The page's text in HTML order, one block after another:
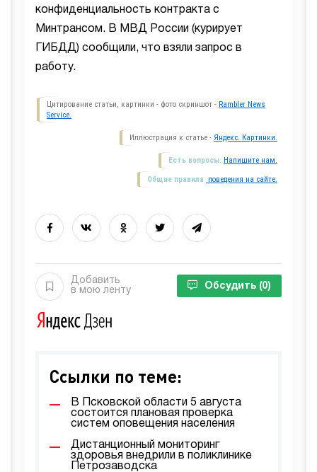
конфиденциальность контракта с
Минтрансом. В МВД России (курирует
ГИБДД) сообщили, что взяли запрос в
работу.
Цитирование статьи, картинки - фото скриншот - Rambler News
Service.
Иллюстрация к статье - Яндекс. Картинки.
Есть вопросы. Напишите нам.
Общие правила поведения на сайте.
Добавить
в мою ленту
Обсудить (0)
Ссылки по теме:
В Псковской области 5 августа
состоится плановая проверка
систем оповещения населения
Дистанционный мониторинг
здоровья внедрили в поликлинике
Петрозаводска